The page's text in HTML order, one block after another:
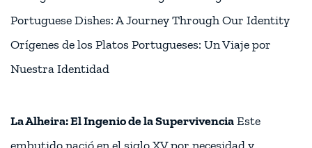
La Alheira: El Ingenio de la SupervivenciaEste